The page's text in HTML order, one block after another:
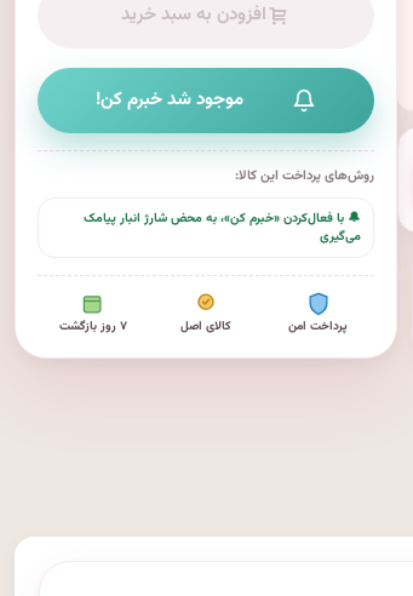
افزودن به سبد خرید
موجود شد خبرم کن!
روش‌های پرداخت این کالا:
🔔 با فعال‌کردن «خبرم کن»، به محض شارژ انبار پیامک
می‌گیری
پرداخت امن کالای اصل ۷ روز بازگشت